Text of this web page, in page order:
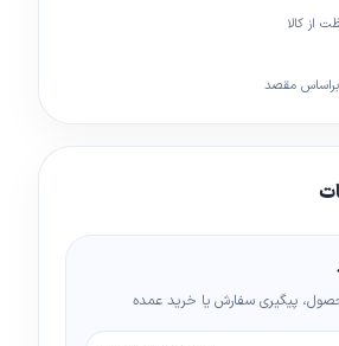
از کالا
مقصد
پیگیری سفارش یا خرید عمده